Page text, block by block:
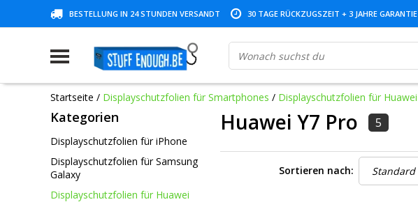
BESTELLUNG IN 24 STUNDEN VERSANDT 30 TAGE RÜCKZUGSZEIT + 3 JAHRE GARANTIE
Startseite / Displayschutzfolien für Smartphones / Displayschutzfolien für Huawei
Kategorien
Displayschutzfolien für iPhone
Displayschutzfolien für Samsung
Galaxy
Displayschutzfolien für Huawei
Huawei Y7 Pro 5
Sortieren nach: